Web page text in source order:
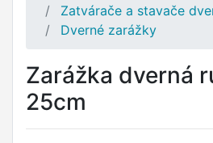
Zatvárače a stavače
Dverné zarážky
Zarážka dverná
25cm